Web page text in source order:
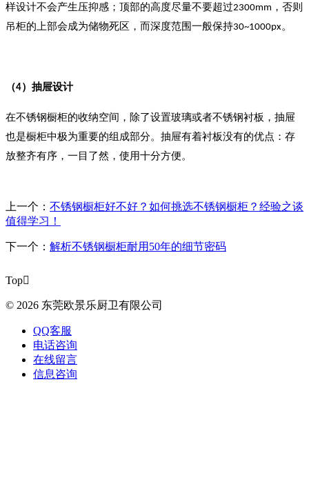
样设计不会产生压抑感；顶部的高度尽量不要超过2300mm ，否则
吊柜的上部会成为储物死区，而深度范围一般保持30~1000px 。
（4）抽屉设计
在不锈钢橱柜的收纳空间，除了设置玻璃或者不锈钢衬板，抽屉
也是橱柜中极为重要的组成部分。抽屉有着衬板没有的优点：存
放整齐有序，一目了然，使用十分方便。
上一个： 不锈钢橱柜好不好？如何挑选不锈钢橱柜？经验之谈
值得学习！
下一个： 解析不锈钢橱柜耐用50年的细节密码
Top
© 2026 东莞欧景乐厨卫有限公司
QQ客服
电话咨询
在线留言
信息咨询